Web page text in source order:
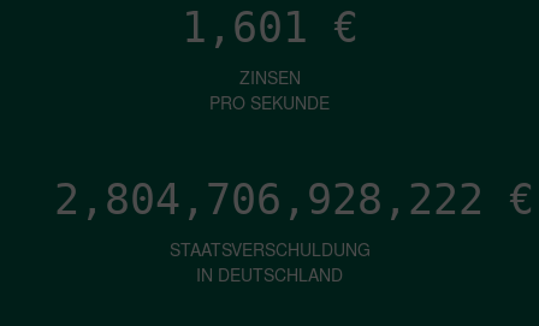
1,601 €
ZINSEN
PRO SEKUNDE
2,804,706,930,697 €
STAATSVERSCHULDUNG
IN DEUTSCHLAND